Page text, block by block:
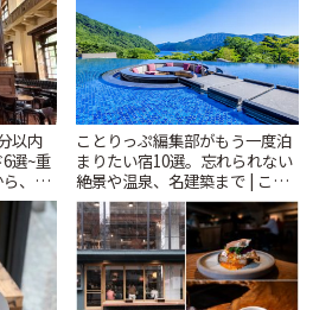
以内
選~重
、改
| こと
ことりっぷ編集部がもう一度泊
まりたい宿10選。忘れられない
絶景や温泉、名建築まで | こと
りっぷ